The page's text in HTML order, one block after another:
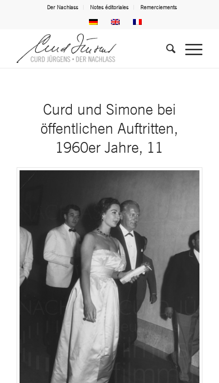
Der Nachlass Notes éditoriales Remerciements
Curd und Simone bei
öffentlichen Auftritten,
1960er Jahre, 11